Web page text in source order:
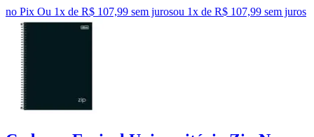
no Pix Ou 1x de R$ 107,99 sem jurosou 1x de R$ 107,99 sem juros